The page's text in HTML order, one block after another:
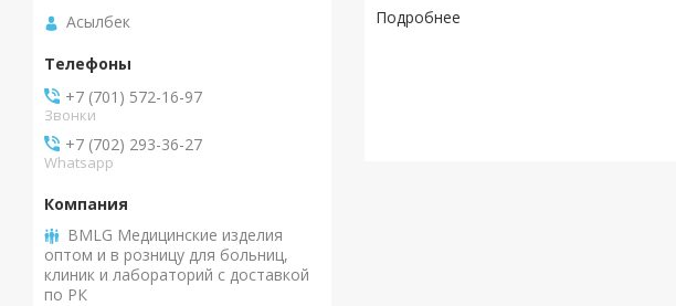
Асылбек
+7 (701) 572-16-97
Звонки
+7 (702) 293-36-27
Whatsapp
BMLG Медицинские изделия
оптом и в розницу для больниц,
клиник и лабораторий с доставкой
по РК